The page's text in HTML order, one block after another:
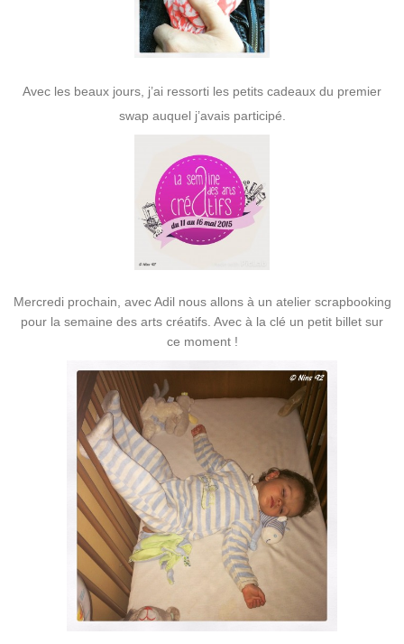
Avec les beaux jours, j’ai ressorti les petits cadeaux du premier
swap auquel j’avais participé.
Mercredi prochain, avec Adil nous allons à un atelier scrapbooking
pour la semaine des arts créatifs. Avec à la clé un petit billet sur
ce moment !